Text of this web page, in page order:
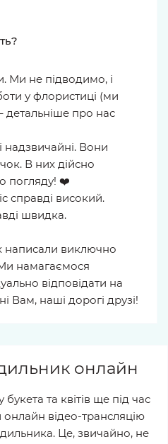
Ми не підводимо, і
у флористиці (ми
детальніше про нас
надзвичайні. Вони
В них дійсно
погляду! ❤️
справді високий.
швидка.
написали виключно
намагаємося
відповідати на
Вам, наші дорогі друзі!
онлайн
та квітів ще під час
відео-трансляцію
Це, звичайно, не